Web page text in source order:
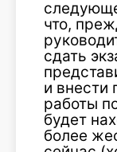
что,
сдать
и внести
работы
будет
более